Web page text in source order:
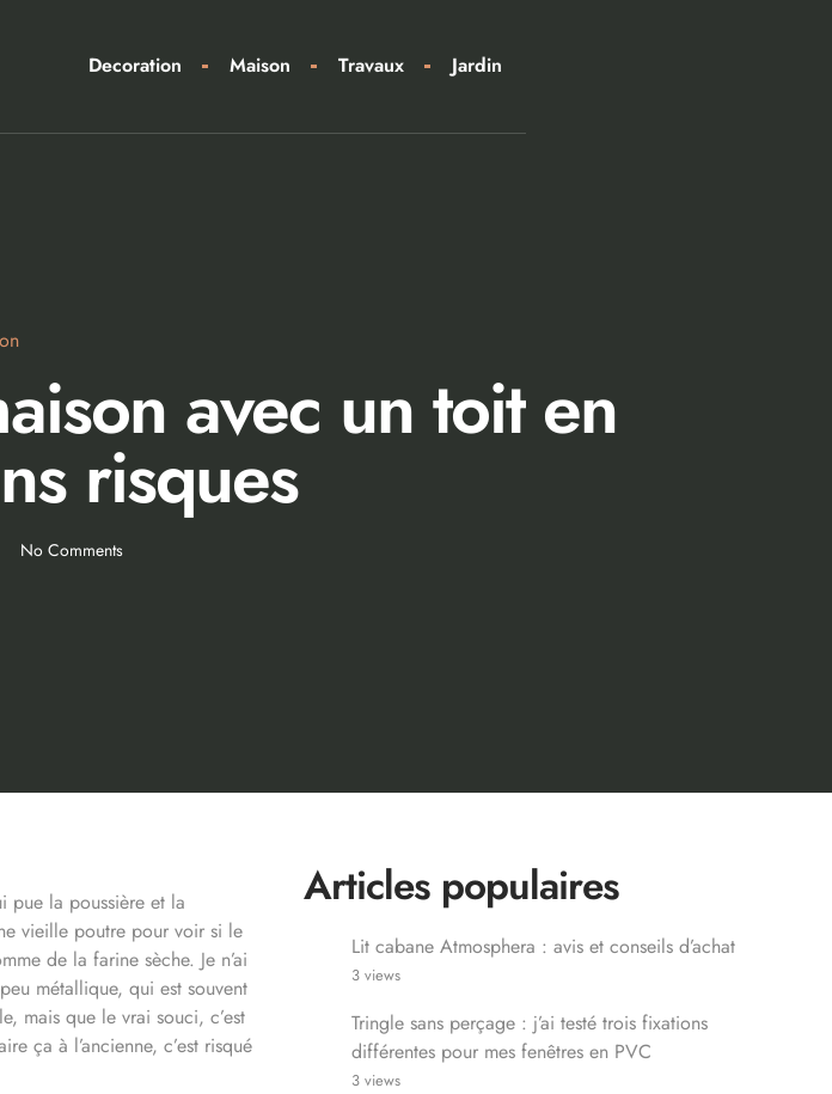
Decoration Maison Travaux Jardin
avec un toit en
risques
No Comments
pue la poussière et la
vieille poutre pour voir si le
de la farine sèche. Je n’ai
métallique, qui est souvent
mais que le vrai souci, c’est
ça à l’ancienne, c’est risqué
Articles populaires
Lit cabane Atmosphera : avis et conseils d’achat
3 views
Tringle sans perçage : j’ai testé trois fixations
différentes pour mes fenêtres en PVC
3 views